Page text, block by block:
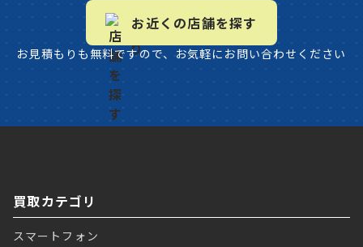
お近くの店舗を探す
お見積もりも無料ですので、お気軽にお問い合わせください
買取カテゴリ
スマートフォン